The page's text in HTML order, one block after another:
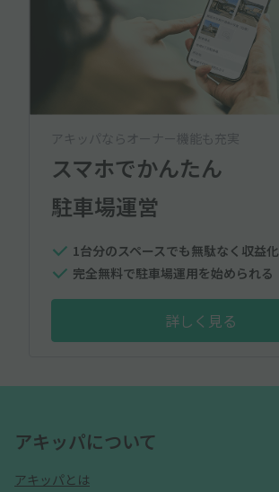
アキッパならオーナー機能も充実
スマホでかんたん
駐車場運営
1台分のスペースでも無駄なく収益化
完全無料で駐車場運用を始められる
詳しく見る
アキッパについて
アキッパとは